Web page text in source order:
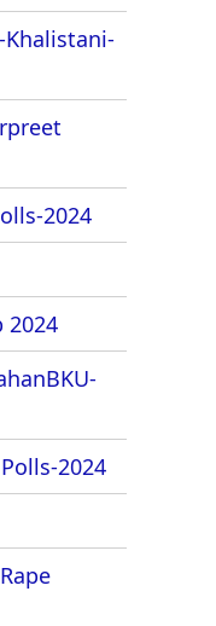
2024
2024
2024